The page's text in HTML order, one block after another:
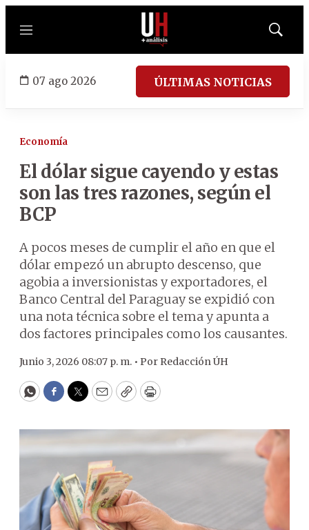
Menú
Mostrar
07 ago 2026 ÚLTIMAS NOTICIAS
Economía
El dólar sigue cayendo y estas
son las tres razones, según el
BCP
A pocos meses de cumplir el año en que el
dólar empezó un abrupto descenso, que
agobia a inversionistas y exportadores, el
Banco Central del Paraguay se expidió con
una nota técnica sobre el tema y apunta a
dos factores principales como los causantes.
Junio 3, 2026 08:07 p. m. • Por Redacción ÚH
WhatsApp
Facebook
Twitter
EmailCopyPrint